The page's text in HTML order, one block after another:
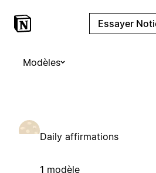
Essayer
Modèles
Daily affirmations
1 modèle